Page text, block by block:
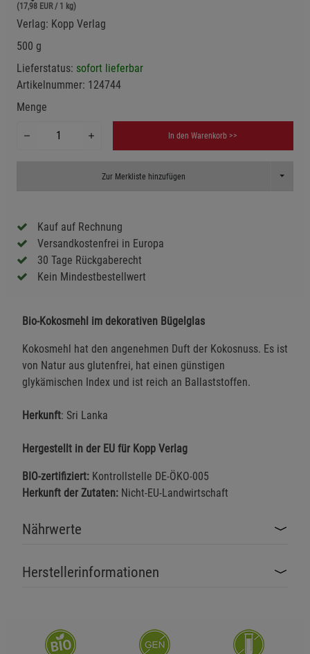
(17,98 EUR / 1 kg)
Verlag: Kopp Verlag
500 g
Lieferstatus: sofort lieferbar
Artikelnummer: 124744
Menge
In den Warenkorb >>
Zur Merkliste hinzufügen Toggle
Kauf auf Rechnung
Versandkostenfrei in Europa
30 Tage Rückgaberecht
Kein Mindestbestellwert
Bio-Kokosmehl im dekorativen Bügelglas
Kokosmehl hat den angenehmen Duft der Kokosnuss. Es ist
von Natur aus glutenfrei, hat einen günstigen
glykämischen Index und ist reich an Ballaststoffen.
Herkunft: Sri Lanka
Hergestellt in der EU für Kopp Verlag
BIO-zertifiziert: Kontrollstelle DE-ÖKO-005
Herkunft der Zutaten: Nicht-EU-Landwirtschaft
Nährwerte
Herstellerinformationen